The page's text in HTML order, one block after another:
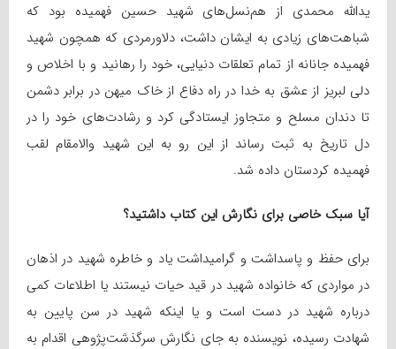
یدالله محمدی از هم‌نسل‌های شهید حسین فهمیده بود که
شباهت‌های زیادی به ایشان داشت، دلاورمردی که همچون شهید
فهمیده‌ جانانه از تمام تعلقات دنیایی، خود را رهانید و با اخلاص و
دلی لبریز از عشق به خدا در راه دفاع از خاک میهن در برابر دشمن
تا دندان مسلح و متجاوز ایستادگی کرد و رشادت‌های خود را در
دل تاریخ به ثبت رساند از این رو به این شهید والامقام لقب
فهمیده کردستان داده شد.
آیا سبک خاصی برای نگارش این کتاب داشتید؟
برای حفظ و پاسداشت و گرامیداشت یاد و خاطره شهید در اذهان
در مواردی که خانواده شهید در قید حیات نیستند یا اطلاعات کمی
درباره شهید در دست است و یا اینکه شهید در سن پایین به
شهادت رسیده، نویسنده به جای نگارش سرگذشت‌پژوهی اقدام به